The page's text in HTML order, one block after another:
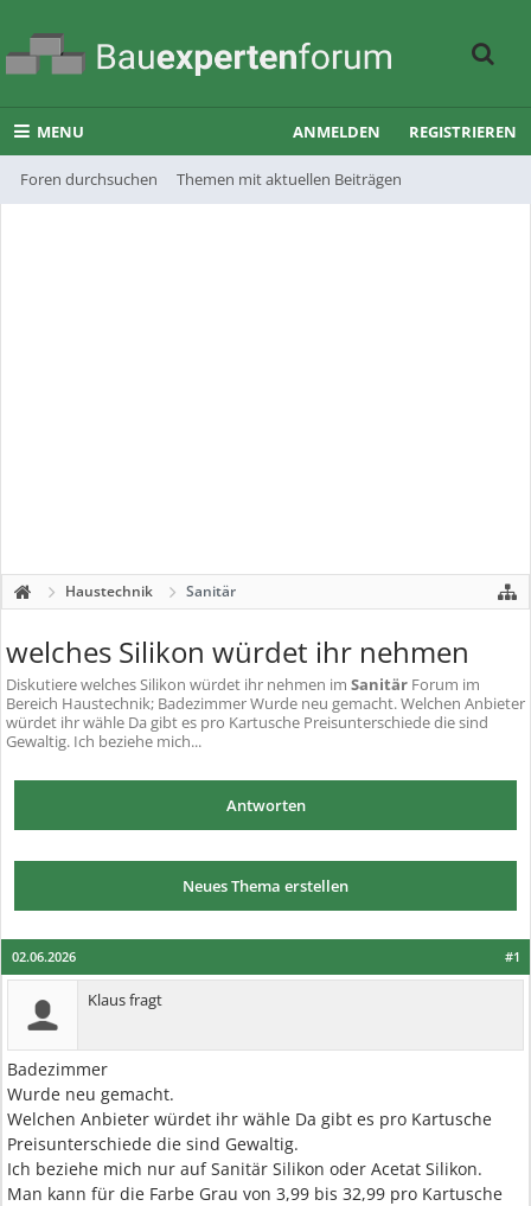
MENU
Foren durchsuchen Themen mit aktuellen Beiträgen
ANMELDEN REGISTRIEREN
Haustechnik Sanitär
welches Silikon würdet ihr nehmen
Diskutierewelches Silikon würdet ihr nehmen im Sanitär Forum im
Bereich Haustechnik; Badezimmer Wurde neu gemacht. Welchen Anbieter
würdet ihr wähle Da gibt es pro Kartusche Preisunterschiede die sind
Gewaltig. Ich beziehe mich...
Antworten
Neues Thema erstellen
#1
02.06.2026
Klaus fragt
Badezimmer
Wurde neu gemacht.
Welchen Anbieter würdet ihr wähle Da gibt es pro Kartusche
Preisunterschiede die sind Gewaltig.
Ich beziehe mich nur auf Sanitär Silikon oder Acetat Silikon.
Man kann für die Farbe Grau von 3,99 bis 32,99 pro Kartusche